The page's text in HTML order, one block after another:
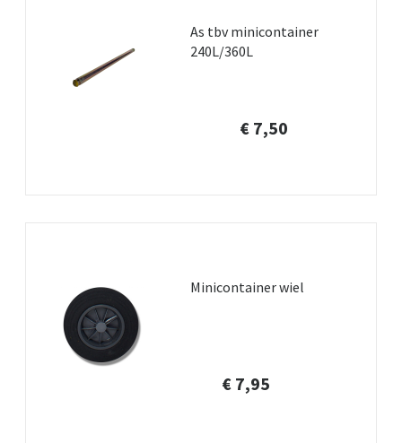
As tbv minicontainer
240L/360L
€ 7,50
Minicontainer wiel
€ 7,95